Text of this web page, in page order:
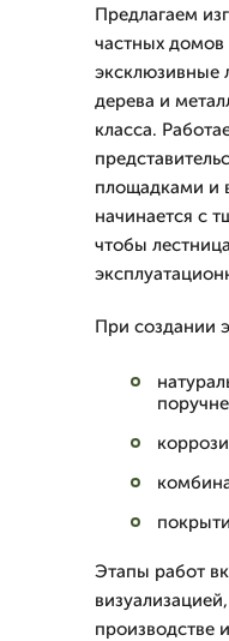
Предлагаем
частных домов
эксклюзивные
дерева и
класса.
площадками и
начинается с
чтобы
При создании
Этапы работ
производстве